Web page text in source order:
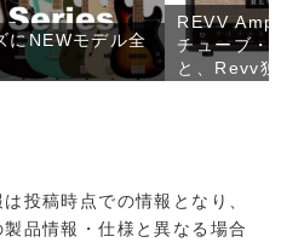
NEWモデル全
REVV
チューブ・
と、Revv
投稿時点での情報となり、
品情報・仕様と異なる場合